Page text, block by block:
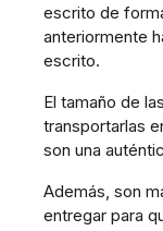
escrito de
anteriormente
escrito.
El tamaño de
transportarlas
son una
Además, son
entregar para